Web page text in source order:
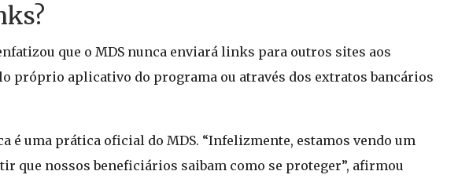
que o MDS nunca enviará links para outros sites aos
próprio aplicativo do programa ou através dos extratos bancários
é uma prática oficial do MDS. “Infelizmente, estamos vendo um
que nossos beneficiários saibam como se proteger”, afirmou